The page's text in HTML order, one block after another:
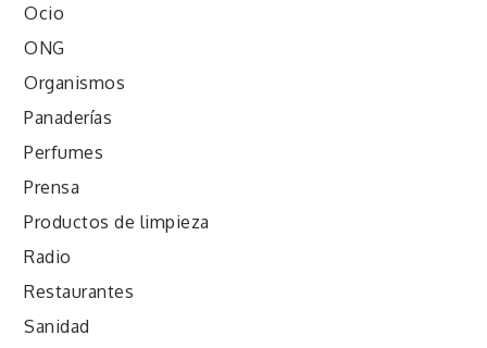
Ocio
ONG
Organismos
Panaderías
Perfumes
Prensa
Productos de limpieza
Radio
Restaurantes
Sanidad